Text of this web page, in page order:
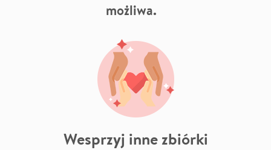
możliwa.
Wesprzyj inne zbiórki